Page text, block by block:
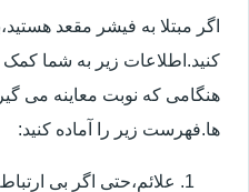
اگر مبتلا به فیشر مقعد
کنید.اطلاعات زیر به شما کمک
هنگامی که نوبت معاینه می
ها.فهرست زیر را آماده کنید:
علائم،حتی اگر بی